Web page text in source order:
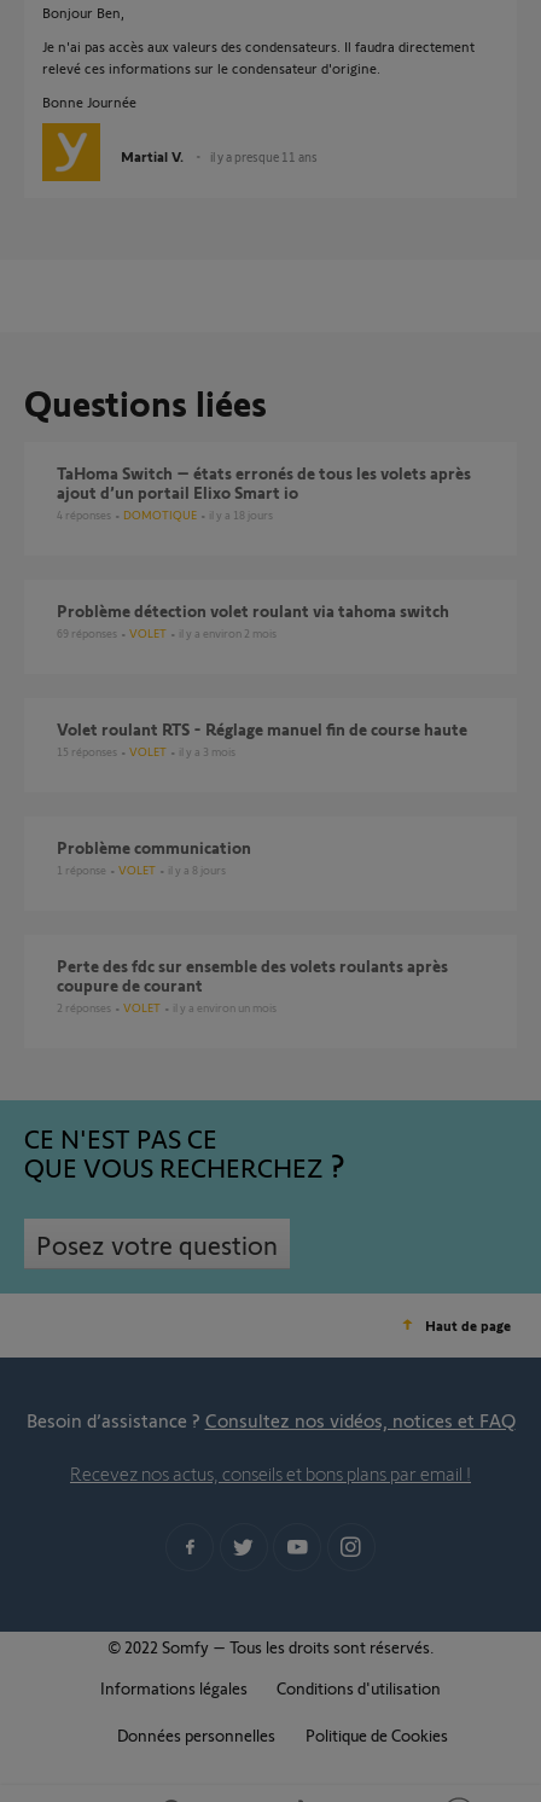
Bonjour Ben,
Je n'ai pas accès aux valeurs des condensateurs. Il faudra directement
relevé ces informations sur le condensateur d'origine.
Bonne Journée
Martial V. il y a presque 11 ans
Questions liées
TaHoma Switch – états erronés de tous les volets après
ajout d’un portail Elixo Smart io
4 réponses DOMOTIQUE il y a 18 jours
Problème détection volet roulant via tahoma switch
69 réponses VOLET il y a environ 2 mois
Volet roulant RTS - Réglage manuel fin de course haute
15 réponses VOLET il y a 3 mois
Problème communication
1 réponse VOLET il y a 8 jours
Perte des fdc sur ensemble des volets roulants après
coupure de courant
2 réponses VOLET il y a environ un mois
CE N'EST PAS CE
QUE VOUS RECHERCHEZ
Posez votre question
Haut de page
Besoin d’assistance ? Consultez nos vidéos, notices et FAQ
Recevez nos actus, conseils et bons plans par email !
© 2022 Somfy – Tous les droits sont réservés.
Informations légales
Conditions d'utilisation
Données personnelles Politique de Cookies